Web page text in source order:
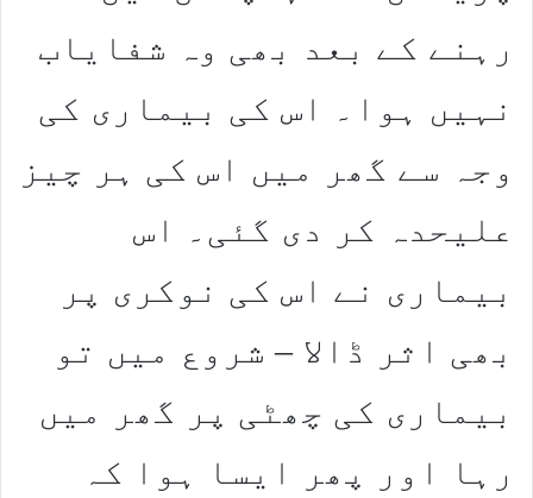
رہنے کے بعد بھی وہ شفایاب
نہیں ہوا۔ اس کی بیماری کی
وجہ سے گھر میں اس کی ہر چیز
علیحدہ کر دی گئی۔ اس
بیماری نے اس کی نوکری پر
بھی اثر ڈالا – شروع میں تو
بیماری کی چھٹی پر گھر میں
رہا اور پھر ایسا ہوا کہ